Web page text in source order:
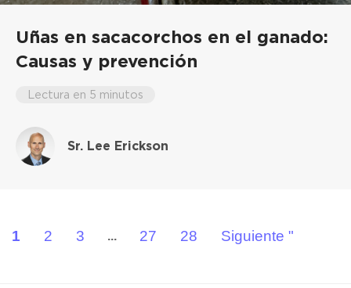
Uñas en sacacorchos en el ganado:
Causas y prevención
Lectura en 5 minutos
Sr. Lee Erickson
1 2 3 ... 27 28 Siguiente "